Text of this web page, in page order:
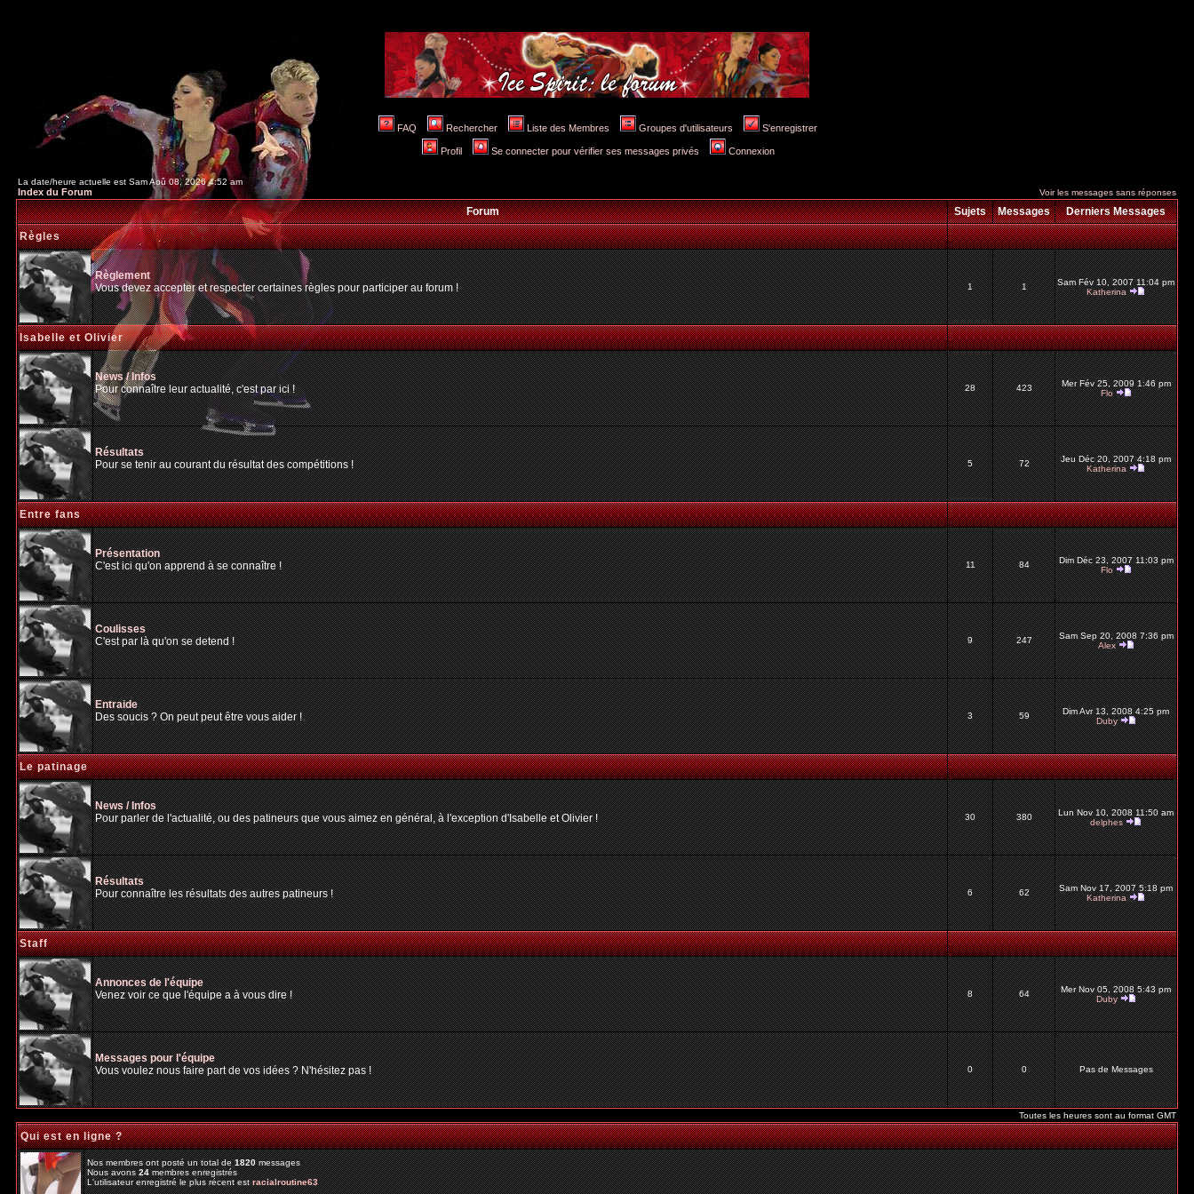
FAQ Rechercher Liste des Membres Groupes d'utilisateurs S'enregistrer
Profil Se connecter pour vérifier ses messages privés Connexion
La date/heure actuelle est Sam Aoû 08, 2026 4:52 am
Index du Forum Voir les messages sans réponses
Forum Sujets Messages
Derniers Messages
Règles
Règlement
Vous devez accepter et respecter certaines règles pour participer au forum !
1 1
Sam Fév 10, 2007 11:04 pm
Katherina
Isabelle et Olivier
News / Infos
Pour connaître leur actualité, c'est par ici !
28 423
Mer Fév 25, 2009 1:46 pm
Flo
Résultats
Pour se tenir au courant du résultat des compétitions !
5 72
Jeu Déc 20, 2007 4:18 pm
Katherina
Entre fans
Présentation
C'est ici qu'on apprend à se connaître !
11 84
Dim Déc 23, 2007 11:03 pm
Flo
Coulisses
C'est par là qu'on se detend !
9 247
Sam Sep 20, 2008 7:36 pm
Alex
Entraide
Des soucis ? On peut peut être vous aider !
3 59
Dim Avr 13, 2008 4:25 pm
Duby
Le patinage
News / Infos
Pour parler de l'actualité, ou des patineurs que vous aimez en général, à l'exception d'Isabelle et Olivier !
30 380
Lun Nov 10, 2008 11:50 am
delphes
Résultats
Pour connaître les résultats des autres patineurs !
6 62
Sam Nov 17, 2007 5:18 pm
Katherina
Staff
Annonces de l'équipe
Venez voir ce que l'équipe a à vous dire !
8 64
Mer Nov 05, 2008 5:43 pm
Duby
Messages pour l'équipe
Vous voulez nous faire part de vos idées ? N'hésitez pas !
0 0 Pas de Messages
Toutes les heures sont au format GMT
Qui est en ligne ?
Nos membres ont posté un total de1820messages
Nous avons24membres enregistrés
L'utilisateur enregistré le plus récent estracialroutine63